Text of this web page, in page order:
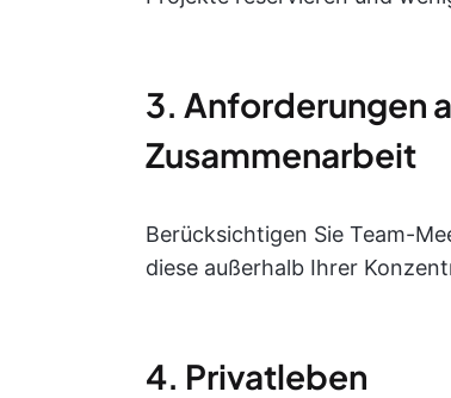
3. Anforderungen
Zusammenarbeit
Berücksichtigen Sie Team-
diese außerhalb Ihrer
4. Privatleben